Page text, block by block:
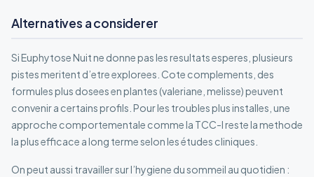
Alternatives a considerer
Si Euphytose Nuit ne donne pas les resultats esperes, plusieurs
pistes meritent d’etre explorees. Cote complements, des
formules plus dosees en plantes (valeriane, melisse) peuvent
convenir a certains profils. Pour les troubles plus installes, une
approche comportementale comme la TCC-I reste la methode
la plus efficace a long terme selon les études cliniques.
On peut aussi travailler sur l’hygiene du sommeil au quotidien :